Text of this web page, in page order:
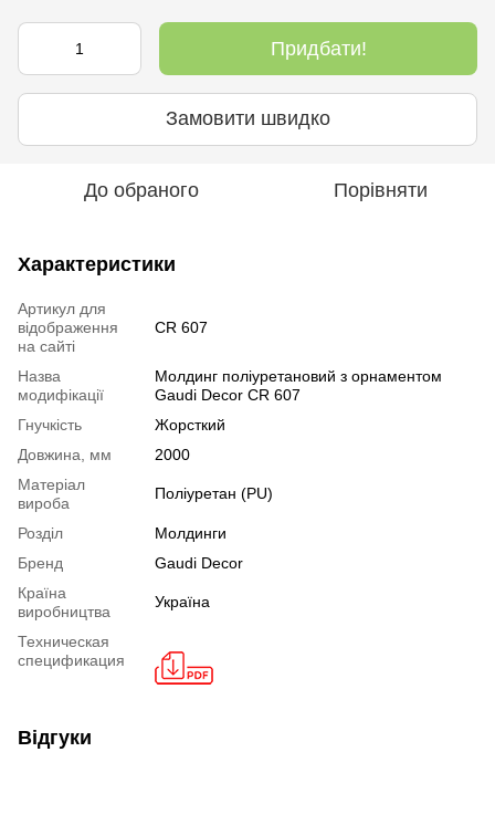
Придбати!
Замовити швидко
До обраного Порівняти
Характеристики
Артикул для
відображення
на сайті
CR 607
Назва
модифікації
Молдинг поліуретановий з орнаментом
Gaudi Decor CR 607
Гнучкість
Жорсткий
Довжина, мм
2000
Mатеріал
вироба
Поліуретан (PU)
Розділ
Молдинги
Бренд
Gaudi Decor
Країна
виробництва
Україна
Техническая
спецификация
Відгуки